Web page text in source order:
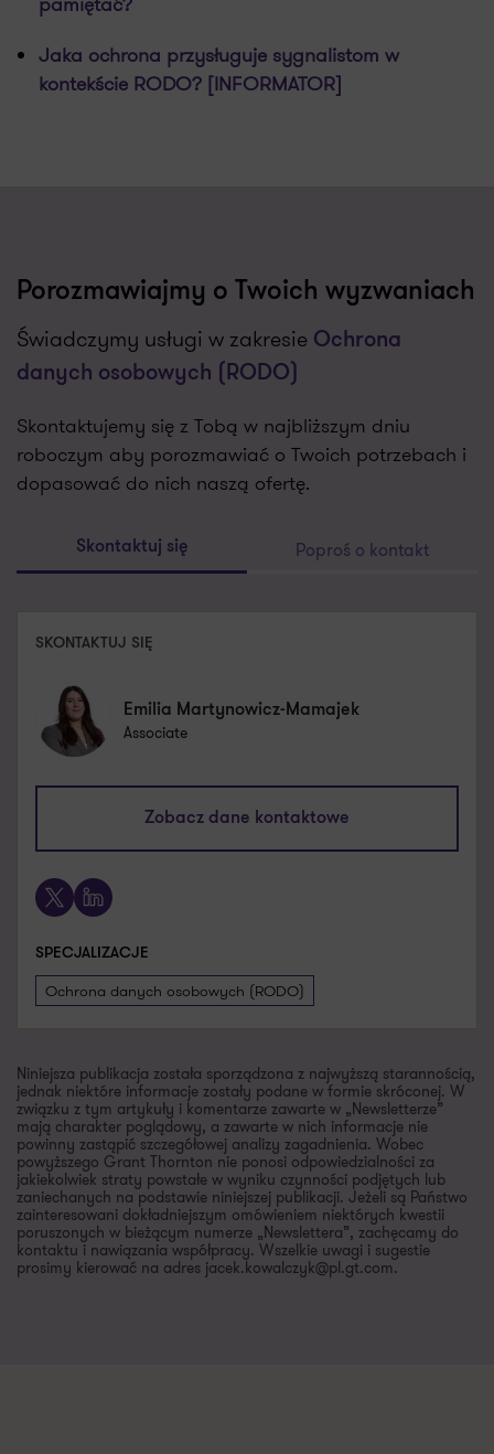
Jaka ochrona przysługuje sygnalistom w
kontekście RODO? [INFORMATOR]
Porozmawiajmy o Twoich wyzwaniach
Świadczymy usługi w zakresie Ochrona
danych osobowych (RODO)
Skontaktujemy się z Tobą w najbliższym dniu
roboczym aby porozmawiać o Twoich potrzebach i
dopasować do nich naszą ofertę.
Skontaktuj się Poproś o kontakt
SKONTAKTUJ SIĘ
Emilia Martynowicz-Mamajek
Associate
Zobacz dane kontaktowe
X LinkedIn
SPECJALIZACJE
Ochrona danych osobowych (RODO)
Niniejsza publikacja została sporządzona z najwyższą starannością,
jednak niektóre informacje zostały podane w formie skróconej. W
związku z tym artykuły i komentarze zawarte w „Newsletterze”
mają charakter poglądowy, a zawarte w nich informacje nie
powinny zastąpić szczegółowej analizy zagadnienia. Wobec
powyższego Grant Thornton nie ponosi odpowiedzialności za
jakiekolwiek straty powstałe w wyniku czynności podjętych lub
zaniechanych na podstawie niniejszej publikacji. Jeżeli są Państwo
zainteresowani dokładniejszym omówieniem niektórych kwestii
poruszonych w bieżącym numerze „Newslettera”, zachęcamy do
kontaktu i nawiązania współpracy. Wszelkie uwagi i sugestie
prosimy kierować na adres jacek.kowalczyk@pl.gt.com.